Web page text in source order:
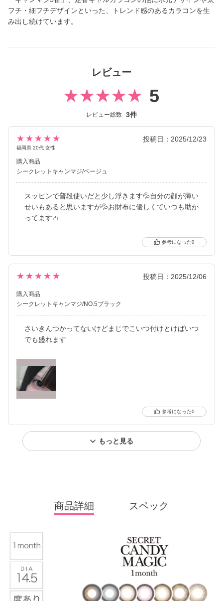
フチ・細フチデザインといった、トレンド感のあるカラコンを生
み出し続けています。
レビュー
5
レビュー総数 3件
★★★★★
福岡県 20代 女性
投稿日：2025/12/23
購入商品
シークレットキャンマジ/ベージュ
スッピンで普段使いだと少し浮きます💦自分の顔が薄い
せいもあると思いますが💦お財布に優しくていつも助か
ってます👛
0
★★★★★ 投稿日：2025/12/06
購入商品
シークレットキャンマジ/NO.5ブラック
さいきんつかってないけどまじでこいつ付けとけばいつ
でも盛れます
0
もっと見る
商品詳細 スペック